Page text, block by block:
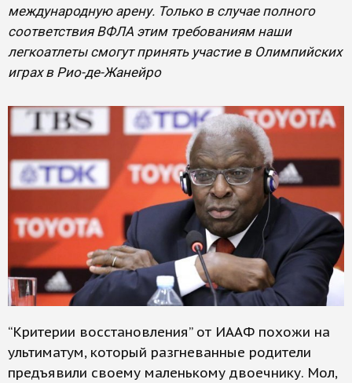
международную арену. Только в случае полного
соответствия ВФЛА этим требованиям наши
легкоатлеты смогут принять участие в Олимпийских
играх в Рио-де-Жанейро
“Критерии восстановления” от ИААФ похожи на
ультиматум, который разгневанные родители
предъявили своему маленькому двоечнику. Мол,